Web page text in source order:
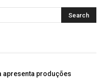
apresenta produções